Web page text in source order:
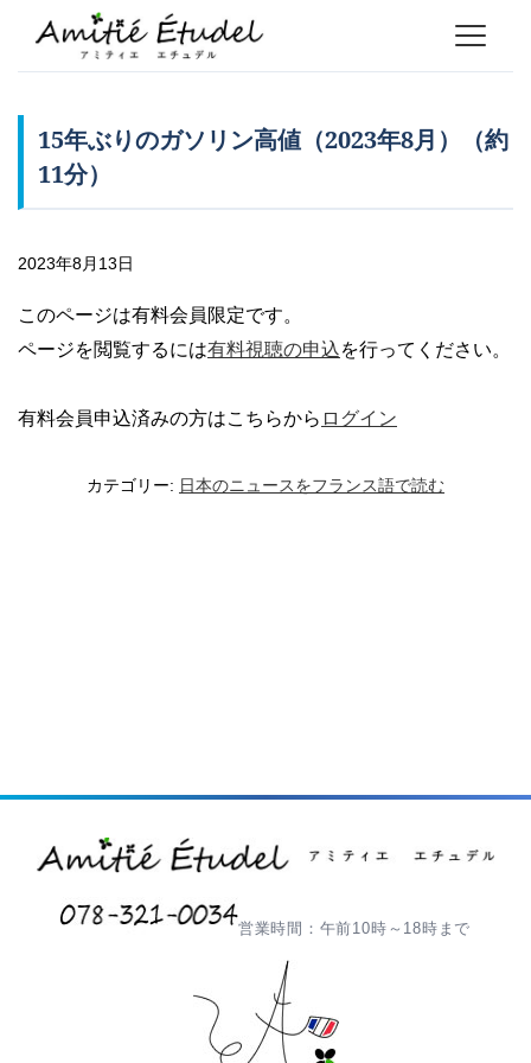
15年ぶりのガソリン高値（2023年8月）（約
11分）
2023年8月13日
このページは有料会員限定です。
ページを閲覧するには有料視聴の申込を行ってください。
有料会員申込済みの方はこちらから ログイン
カテゴリー: 日本のニュースをフランス語で読む
営業時間：午前10時～18時まで